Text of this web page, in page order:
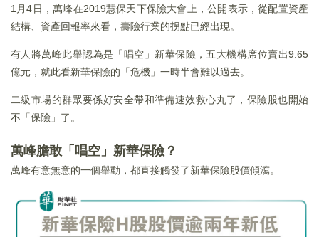
1月4日，萬峰在2019慧保天下保險大會上，公開表示，從配置資產
結構、資產回報率來看，壽險行業的拐點已經出現。
有人將萬峰此舉認為是「唱空」新華保險，五大機構席位賣出9.65
億元，就此看新華保險的「危機」一時半會難以過去。
二級市場的群眾要係好安全帶和準備速效救心丸了，保險股也開始
不「保險」了。
萬峰膽敢「唱空」新華保險？
萬峰有意無意的一個舉動，都直接觸發了新華保險股價傾瀉。